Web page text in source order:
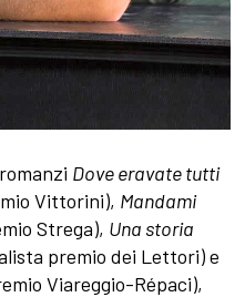
Dove eravate tutti
Vittorini), Mandami
Strega), Una storia
premio dei Lettori) e
Viareggio-Répaci),